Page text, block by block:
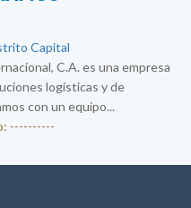
Capital
C.A. es una empresa
logísticas y de
con un equipo...
----------